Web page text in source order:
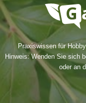
Praxiswissen für
Hinweis: Wenden Sie sich
oder an